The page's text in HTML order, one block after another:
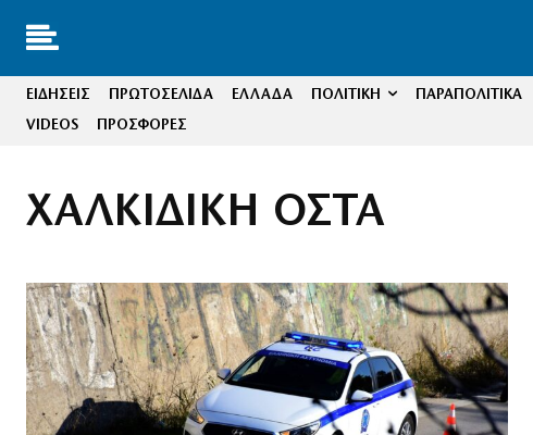
ΕΙΔΗΣΕΙΣ ΠΡΩΤΟΣΕΛΙΔΑ ΕΛΛΑΔΑ ΠΟΛΙΤΙΚΗ ΠΑΡΑΠΟΛΙΤΙΚΑ
VIDEOS
ΠΡΟΣΦΟΡΕΣ
ΧΑΛΚΙΔΙΚΗ ΟΣΤΑ